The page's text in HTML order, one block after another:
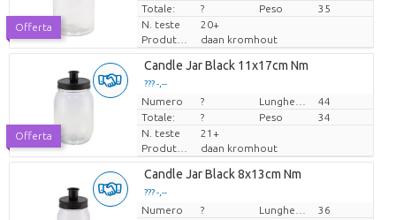
Offerta
Totale:
? Peso
35
N. teste
20+
Produttore
daan kromhout
Offerta
Candle Jar Black 11x17cm Nm
??? -,--
Prezzo x uno
Numero ?
44
Totale:
? Peso
34
N. teste
21+
Produttore
daan kromhout
Candle Jar Black 8x13cm Nm
??? -,--
Prezzo x uno
Numero ?
36